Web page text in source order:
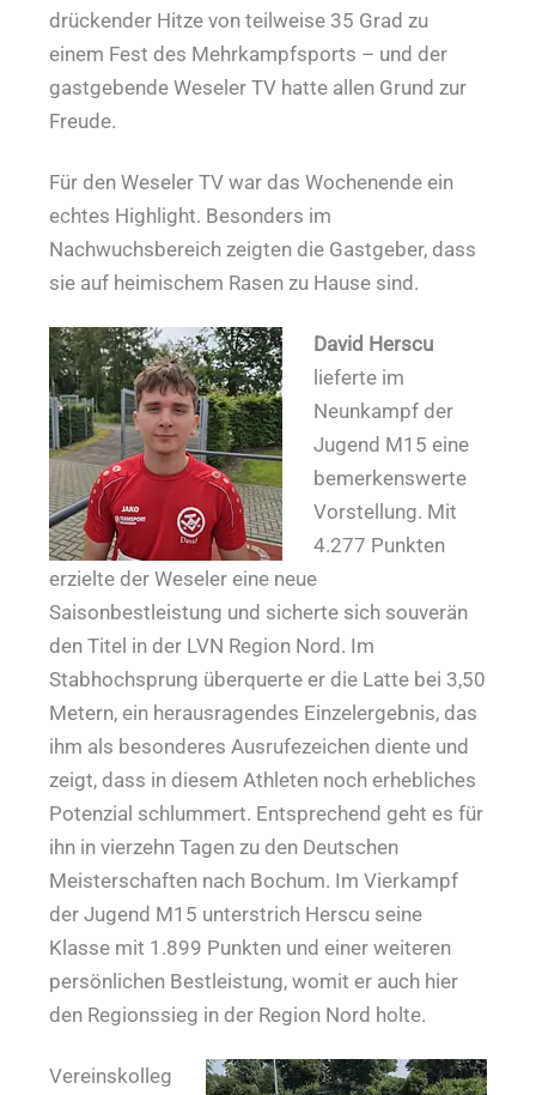
drückender Hitze von teilweise 35 Grad zu
einem Fest des Mehrkampfsports – und der
gastgebende Weseler TV hatte allen Grund zur
Freude.
Für den Weseler TV war das Wochenende ein
echtes Highlight. Besonders im
Nachwuchsbereich zeigten die Gastgeber, dass
sie auf heimischem Rasen zu Hause sind.
David Herscu
lieferte im
Neunkampf der
Jugend M15 eine
bemerkenswerte
Vorstellung. Mit
4.277 Punkten
erzielte der Weseler eine neue
Saisonbestleistung und sicherte sich souverän
den Titel in der LVN Region Nord. Im
Stabhochsprung überquerte er die Latte bei 3,50
Metern, ein herausragendes Einzelergebnis, das
ihm als besonderes Ausrufezeichen diente und
zeigt, dass in diesem Athleten noch erhebliches
Potenzial schlummert. Entsprechend geht es für
ihn in vierzehn Tagen zu den Deutschen
Meisterschaften nach Bochum. Im Vierkampf
der Jugend M15 unterstrich Herscu seine
Klasse mit 1.899 Punkten und einer weiteren
persönlichen Bestleistung, womit er auch hier
den Regionssieg in der Region Nord holte.
Vereinskolleg